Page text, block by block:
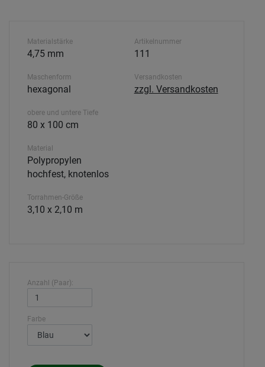
Materialstärke
4,75 mm
Maschenform
hexagonal
obere und untere Tiefe
80 x 100 cm
Material
Polypropylen
hochfest, knotenlos
Torrahmen-Größe
3,10 x 2,10 m
Artikelnummer
111
Versandkosten
zzgl. Versandkosten
Anzahl (Paar):
Farbe